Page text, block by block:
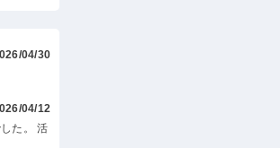
04/30
04/12
た。 活